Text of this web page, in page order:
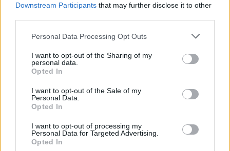
Downstream Participants that may further disclose it to other
Please note that this website/app uses one or more Google
not limited to your visit or usage behaviour. You may click to
grant or deny consent to Google and its third-party tags to
use your data for below specified purposes in below Google
consent section.
Personal Data Processing Opt Outs
I want to opt-out of the Sharing of my
personal data.
Opted In
I want to opt-out of the Sale of my
Personal Data.
Opted In
I want to opt-out of processing my
Personal Data for Targeted Advertising.
Opted In
2026.08.07. Horváth Zsolt
Györfi Mihály több tucat vállalkozással egyeztetett